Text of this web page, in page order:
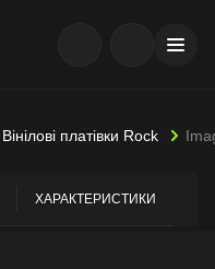
Вінілові платівки Rock
ХАРАКТЕРИСТИКИ